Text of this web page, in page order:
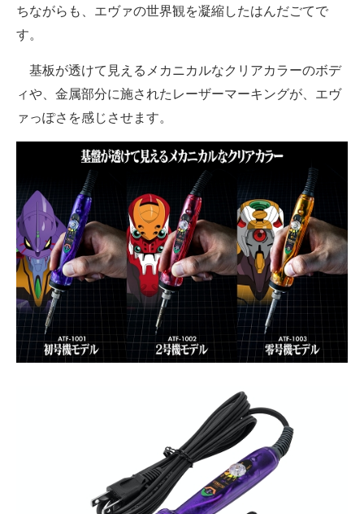
IT製品の技術・比較・事例
エレクトロニクス専門サイト
電子設計の基本と応用
エネルギーの専門メディア
建設×テクノロジーの最前線
ちょっと気になるネットの話題
ちながらも、エヴァの世界観を凝縮したはんだごてで
す。
基板が透けて見えるメカニカルなクリアカラーのボデ
ィや、金属部分に施されたレーザーマーキングが、エヴ
ァっぽさを感じさせます。